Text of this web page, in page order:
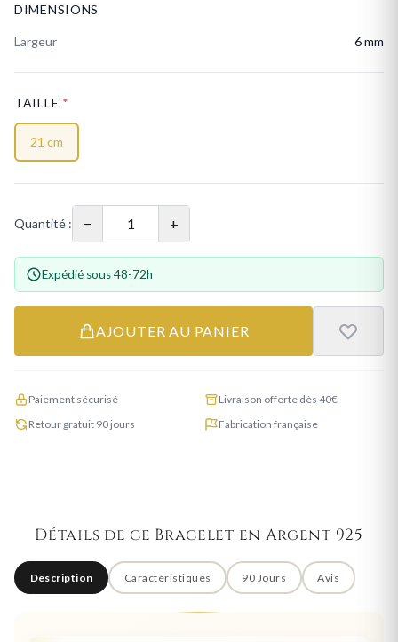
DIMENSIONS
Largeur 6 mm
TAILLE *
21 cm
Quantité : − +
Expédié sous 48-72h
AJOUTER AU PANIER
Paiement sécurisé
Livraison offerte dès 40€
Retour gratuit 90 jours
Fabrication française
Détails de ce Bracelet en Argent 925
Description Caractéristiques 90 Jours Avis